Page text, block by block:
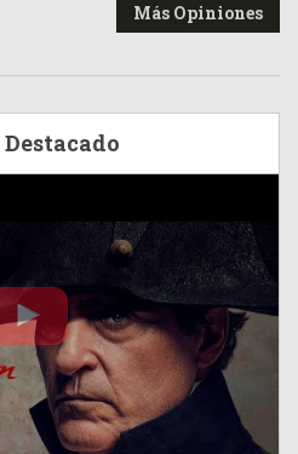
Más Opiniones